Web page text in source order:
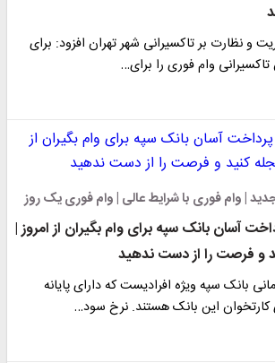
و نظارت بر تاکسیرانی شهر تهران افزود: برای
وام فوری را برای…
| وام فوری با شرایط عالی | وام فوری یک روز
آسان بانک سپه برای وام بگیران از امروز |
و فرصت را از دست ندهید
تومانی بانک سپه ویژه افرادیست که دارای پایانه
کارتخوان این بانک هستند. نرخ سود…